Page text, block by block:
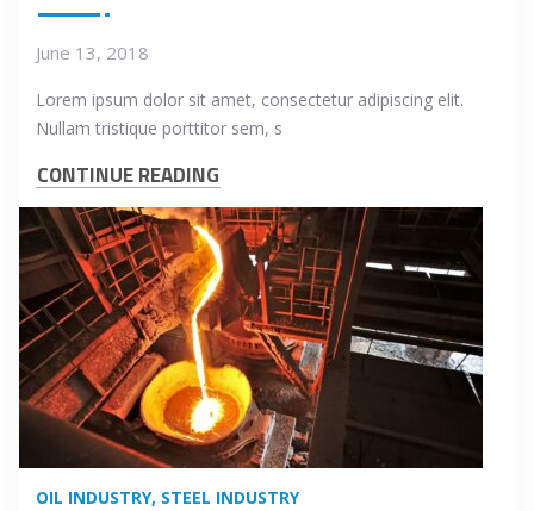
June 13, 2018
Lorem ipsum dolor sit amet, consectetur adipiscing elit.
Nullam tristique porttitor sem, s
CONTINUE READING
OIL INDUSTRY STEEL INDUSTRY